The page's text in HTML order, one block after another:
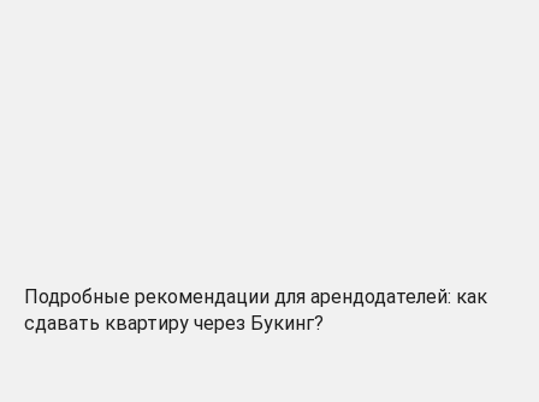
Подробные рекомендации для арендодателей: как
сдавать квартиру через Букинг?